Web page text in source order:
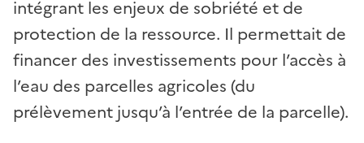
intégrant les enjeux de sobriété et de
protection de la ressource. Il permettait de
financer des investissements pour l’accès à
l’eau des parcelles agricoles (du
prélèvement jusqu’à l’entrée de la parcelle).